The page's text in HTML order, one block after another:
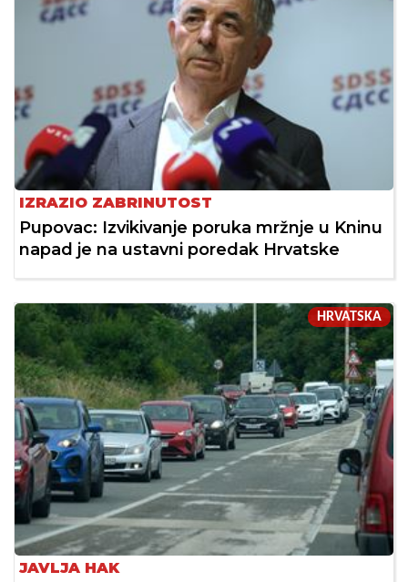
IZRAZIO ZABRINUTOST
Pupovac: Izvikivanje poruka mržnje u Kninu
napad je na ustavni poredak Hrvatske
HRVATSKA
JAVLJA HAK